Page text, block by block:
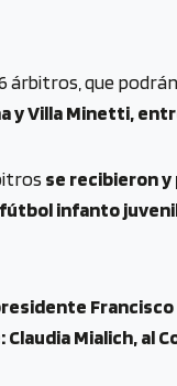
árbitros, que
y Villa Minetti,
se recibieron y
infanto
Mialich, al